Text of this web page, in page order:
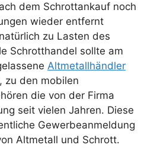
dem Schrottankauf noch
wieder entfernt
zu Lasten des
Schrotthandel sollte am
Altmetallhändler
zu den mobilen
die von der Firma
seit vielen Jahren. Diese
Gewerbeanmeldung
Altmetall und Schrott.